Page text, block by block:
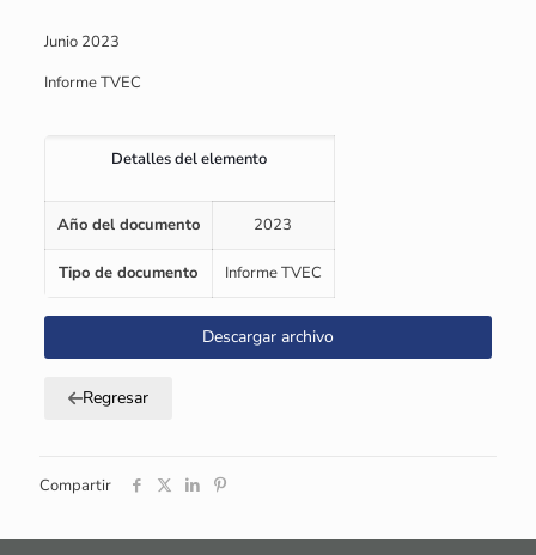
Junio 2023
Informe TVEC
Detalles del elemento
Año del documento 2023
Tipo de documento Informe TVEC
Descargar archivo
Regresar
Compartir